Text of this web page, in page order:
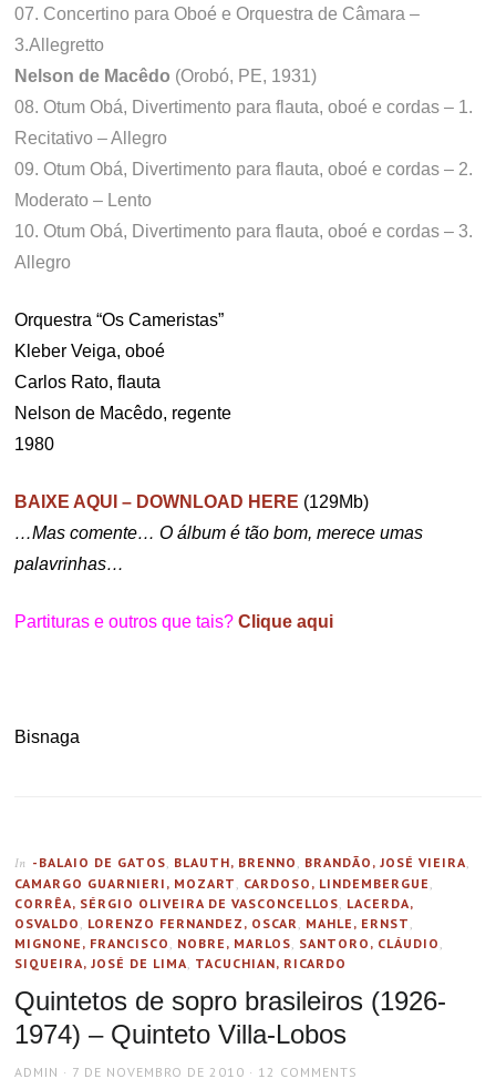
07. Concertino para Oboé e Orquestra de Câmara –
3.Allegretto
Nelson de Macêdo (Orobó, PE, 1931)
08. Otum Obá, Divertimento para flauta, oboé e cordas – 1.
Recitativo – Allegro
09. Otum Obá, Divertimento para flauta, oboé e cordas – 2.
Moderato – Lento
10. Otum Obá, Divertimento para flauta, oboé e cordas – 3.
Allegro
Orquestra “Os Cameristas”
Kleber Veiga, oboé
Carlos Rato, flauta
Nelson de Macêdo, regente
1980
BAIXE AQUI – DOWNLOAD HERE (129Mb)
…Mas comente… O álbum é tão bom, merece umas
palavrinhas…
Partituras e outros que tais? Clique aqui
Bisnaga
In -BALAIO DE GATOS, BLAUTH, BRENNO , BRANDÃO, JOSÉ VIEIRA,
CAMARGO GUARNIERI, MOZART , CARDOSO, LINDEMBERGUE ,
CORRÊA, SÉRGIO OLIVEIRA DE VASCONCELLOS, LACERDA,
OSVALDO , LORENZO FERNANDEZ, OSCAR, MAHLE, ERNST ,
MIGNONE, FRANCISCO , NOBRE, MARLOS, SANTORO, CLÁUDIO ,
SIQUEIRA, JOSÉ DE LIMA, TACUCHIAN, RICARDO
Quintetos de sopro brasileiros (1926-
1974) – Quinteto Villa-Lobos
AUTHOR
ADMIN
POSTED
7 DE NOVEMBRO DE 2010 12 COMMENTS